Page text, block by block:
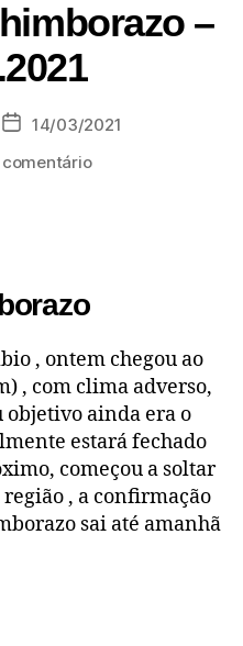
–
14/03/2021
comentário
, ontem chegou ao
, com clima adverso,
objetivo ainda era o
estará fechado
começou a soltar
, a confirmação
sai até amanhã